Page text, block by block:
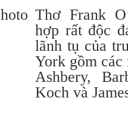
Thơ Frank
hợp rất độc
lãnh tụ của
York gồm các
Ashbery,
Koch và